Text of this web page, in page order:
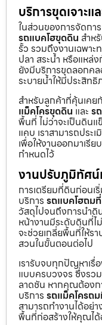
บริการขุดเจาะ
ในส่วนของการจัดการ
รถแบคโฮขุดดิน สำห
รั้ว รวมถึงงานเฉพาะ
ปลา สระน้ำ หรือแหล่
ยังมีบริการขุดลอกค
ระบายน้ำให้มีประสิท
สำหรับลูกค้าที่คุ้นเคย
แม็คโครขุดดิน และ ร
พื้นที่ ไม่ว่าจะเป็นดิน
แคบ เราสามารถประ
เพื่อให้งานออกมาเรี
กำหนดไว้
งานปรับภูมิทัศ
การเตรียมที่ดินก่อนเ
บริการ รถแบคโฮถมที่
วัสดุไปจนถึงการนำดิ
หน้างานมีระดับดินที่ไ
จะช่วยเกลี่ยพื้นที่ให้ร
สวนในขั้นตอนต่อไป
เรารับจบทุกปัญหาเรื่
แบบครบวงจร ซึ่งรว
ลาดชัน หากคุณต้องก
บริการ รถแม็คโครถ
สามารถทำงานได้อย่า
พื้นที่ก่อสร้างให้คุณได้